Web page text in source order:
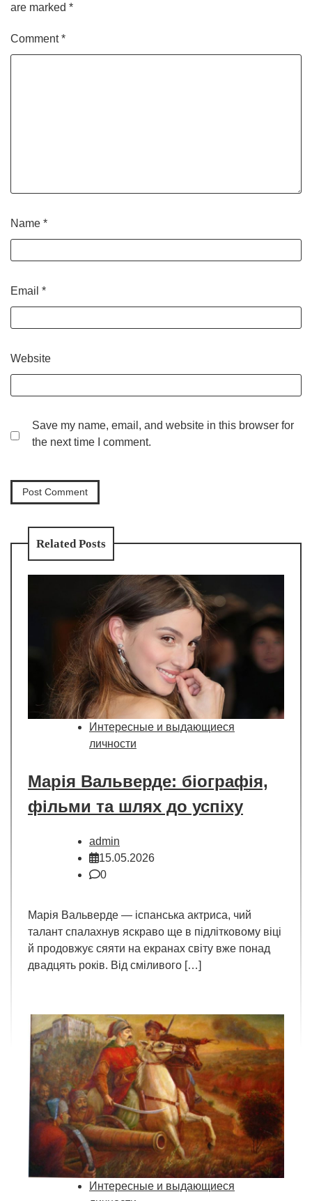
are marked *
Comment*
Name *
Email *
Website
Save my name, email, and website in this browser for
the next time I comment.
Related Posts
Интересные и выдающиеся
личности
Марія Вальверде: біографія,
фільми та шлях до успіху
admin
15.05.2026
0
Марія Вальверде — іспанська актриса, чий
талант спалахнув яскраво ще в підлітковому віці
й продовжує сяяти на екранах світу вже понад
двадцять років. Від сміливого […]
Интересные и выдающиеся